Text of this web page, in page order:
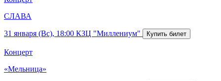
СЛАВА
31 января (Вс), 18:00 КЗЦ "Миллениум"
Концерт
«Мельница»